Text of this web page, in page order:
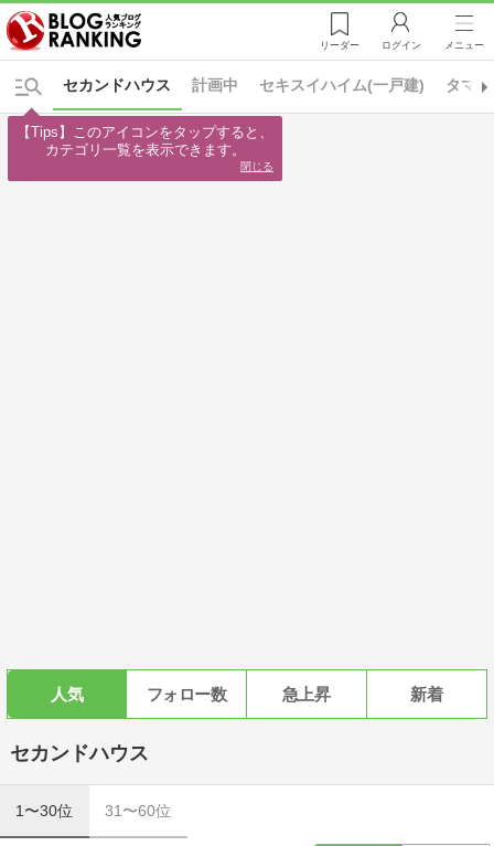
リーダー ログイン メニュー
計画中 セキスイハイム(一戸建) タマ
セカンドハウス
人気 フォロー数 急上昇 新着
セカンドハウス
1〜30位 31〜60位
【Tips】このアイコンをタップすると、
カテゴリ一覧を表示できます。
閉じる